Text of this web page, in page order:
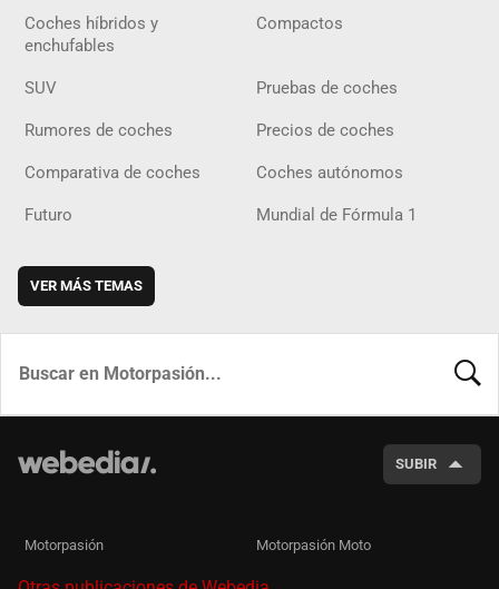
Coches híbridos y
enchufables
Compactos
SUV Pruebas de coches
Rumores de coches Precios de coches
Comparativa de coches Coches autónomos
Futuro Mundial de Fórmula 1
VER MÁS TEMAS
SUBIR
Motorpasión Motorpasión Moto